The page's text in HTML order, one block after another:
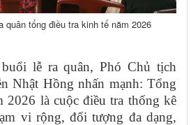
quân tổng điều tra kinh tế năm 2026
lễ ra quân, Phó Chủ tịch
Nhật Hồng nhấn mạnh: Tổng
2026 là cuộc điều tra thống kê
vi rộng, đối tượng đa dạng,